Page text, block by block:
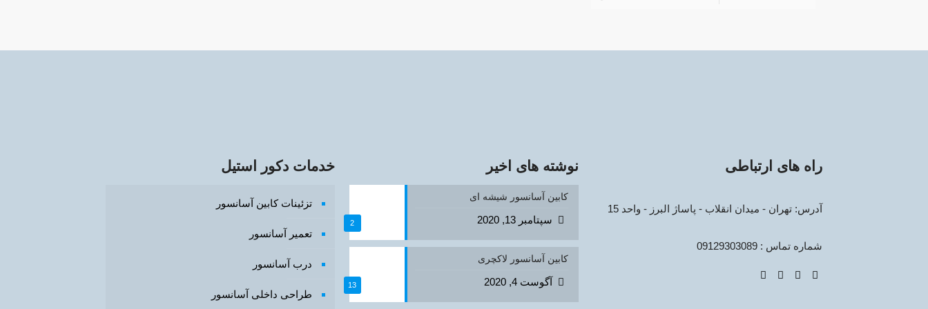
راه های ارتباطی
آدرس: تهران - میدان انقلاب - پاساژ البرز - واحد 15
شماره تماس : 09129303089
نوشته های اخیر
2
کابین آسانسور شیشه ای
سپتامبر 13, 2020
13
کابین آسانسور لاکچری
آگوست 4, 2020
خدمات دکور استیل
تزئینات کابین آسانسور
تعمیر آسانسور
درب آسانسور
طراحی داخلی آسانسور